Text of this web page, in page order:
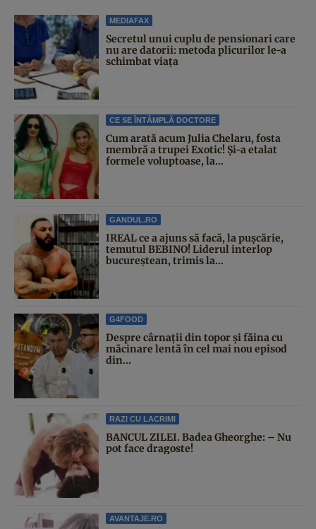
MEDIAFAX
Secretul unui cuplu de pensionari care
nu are datorii: metoda plicurilor le-a
schimbat viața
CE SE ÎNTÂMPLĂ DOCTORE
Cum arată acum Julia Chelaru, fosta
membră a trupei Exotic! Și-a etalat
formele voluptoase, la...
GANDUL.RO
IREAL ce a ajuns să facă, la pușcărie,
temutul BEBINO! Liderul interlop
bucureștean, trimis la...
G4FOOD
Despre cârnații din topor și făina cu
măcinare lentă în cel mai nou episod
din...
RAZI CU LACRIMI
BANCUL ZILEI. Badea Gheorghe: – Nu
pot face dragoste!
AVANTAJE.RO